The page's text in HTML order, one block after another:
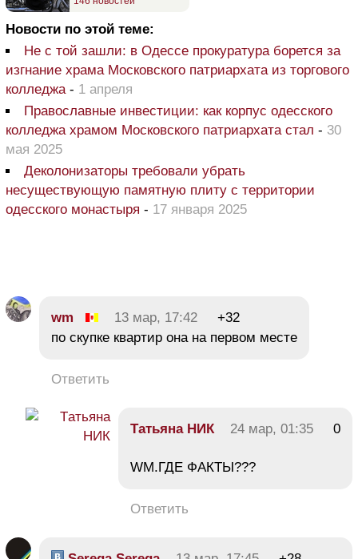
Новости по этой теме:
Не с той зашли: в Одессе прокуратура борется за
изгнание храма Московского патриархата из торгового
колледжа- 1 апреля
Православные инвестиции: как корпус одесского
колледжа храмом Московского патриархата стал - 30
мая 2025
Деколонизаторы требовали убрать
несуществующую памятную плиту с территории
одесского монастыря - 17 января 2025
wm 13 мар, 17:42
+32
по скупке квартир она на первом месте
Ответить
Тaтьяна НИК 24 мар, 01:35 0
WM.ГДЕ ФАКТЫ???
Ответить